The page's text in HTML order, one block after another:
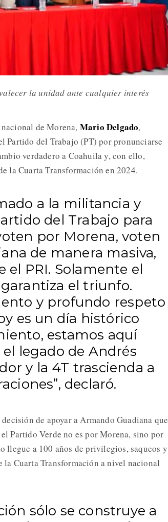
la unidad ante cualquier interés
de Morena, Mario Delgado,
Partido del Trabajo (PT) por pronunciarse
verdadero a Coahuila y, con ello,
la Cuarta Transformación en 2024.
a la militancia y
del Trabajo para
por Morena, voten
de manera masiva,
el PRI. Solamente el
el triunfo.
y profundo respeto
es un día histórico
estamos aquí
legado de Andrés
y la 4T trascienda a
declaró.
de apoyar a Armando Guadiana que
Partido Verde no es por Morena, sino por
llegue a 100 años de privilegios, saqueos y
Cuarta Transformación a nivel nacional
sólo se construye a